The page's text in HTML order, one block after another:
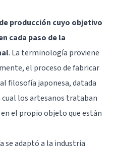
producción cuyo objetivo
cada paso de la
. La terminología proviene
el proceso de fabricar
filosofía japonesa, datada
cual los artesanos trataban
el propio objeto que están
adaptó a la industria